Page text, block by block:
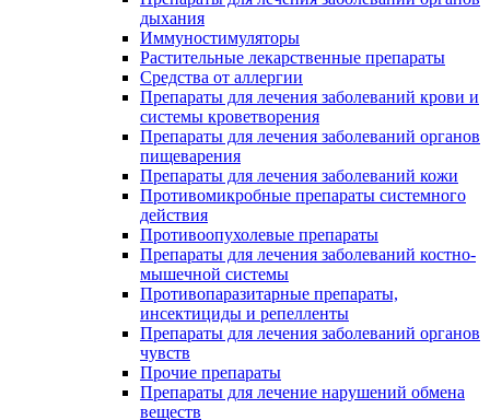
дыхания
Иммуностимуляторы
Растительные лекарственные препараты
Средства от аллергии
Препараты для лечения заболеваний крови и
системы кроветворения
Препараты для лечения заболеваний органов
пищеварения
Препараты для лечения заболеваний кожи
Противомикробные препараты системного
действия
Противоопухолевые препараты
Препараты для лечения заболеваний костно-
мышечной системы
Противопаразитарные препараты,
инсектициды и репелленты
Препараты для лечения заболеваний органов
чувств
Прочие препараты
Препараты для лечение нарушений обмена
веществ